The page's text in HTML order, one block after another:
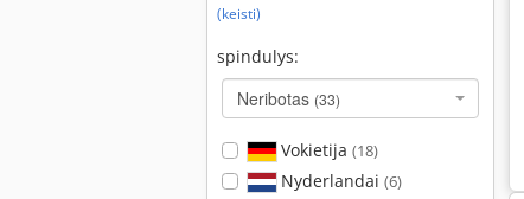
(keisti)
spindulys:
Neribotas (33)
Vokietija (18)
Nyderlandai (6)